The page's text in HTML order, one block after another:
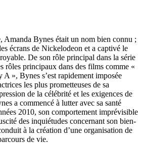
Amanda Bynes était un nom bien connu ;
écrans de Nickelodeon et a captivé le
De son rôle principal dans la série
rôles principaux dans des films comme «
A », Bynes s’est rapidement imposée
les plus prometteuses de sa
de la célébrité et les exigences de
a commencé à lutter avec sa santé
2010, son comportement imprévisible
des inquiétudes concernant son bien-
à la création d’une organisation de
de vie.